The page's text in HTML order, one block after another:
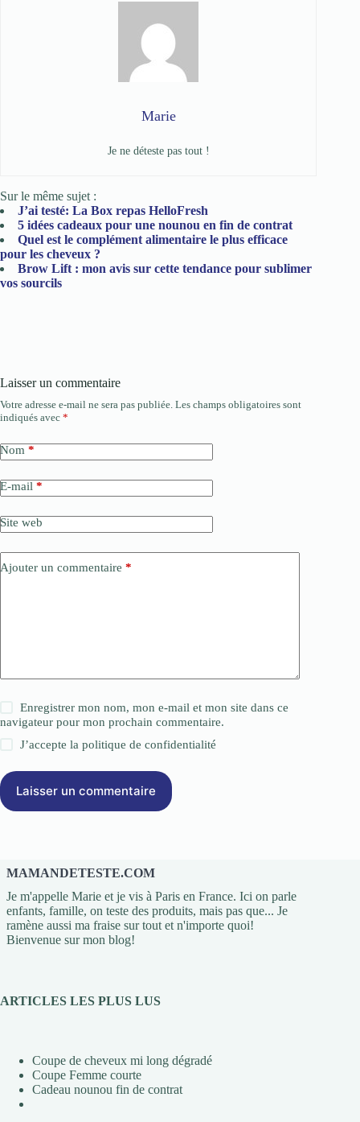
Marie
Je ne déteste pas tout !
Sur le même sujet :
J’ai testé: La Box repas HelloFresh
5 idées cadeaux pour une nounou en fin de contrat
Quel est le complément alimentaire le plus efficace
pour les cheveux ?
Brow Lift : mon avis sur cette tendance pour sublimer
vos sourcils
Laisser un commentaire
Votre adresse e-mail ne sera pas publiée. Les champs obligatoires sont
indiqués avec *
Nom *
E-mail *
Site web
Ajouter un commentaire *
Enregistrer mon nom, mon e-mail et mon site dans ce
navigateur pour mon prochain commentaire.
J’accepte lapolitique de confidentialité
Laisser un commentaire
MAMANDETESTE.COM
Je m'appelle Marie et je vis à Paris en France. Ici on parle
enfants, famille, on teste des produits, mais pas que... Je
ramène aussi ma fraise sur tout et n'importe quoi!
Bienvenue sur mon blog!
ARTICLES LES PLUS LUS
Coupe de cheveux mi long dégradé
Coupe Femme courte
Cadeau nounou fin de contrat